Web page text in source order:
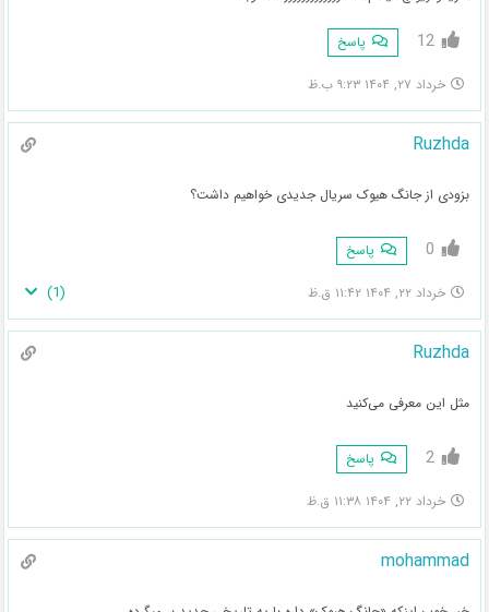
12 پاسخ
خرداد ۲۷, ۱۴۰۴ ۹:۲۳ ب.ظ
Ruzhda
بزودی از جانگ هیوک سریال جدیدی خواهیم داشت؟
0 پاسخ
خرداد ۲۲, ۱۴۰۴ ۱۱:۴۲ ق.ظ (
1
)
Ruzhda
مثل این معرفی می‌کنید
2 پاسخ
خرداد ۲۲, ۱۴۰۴ ۱۱:۳۸ ق.ظ
mohammad